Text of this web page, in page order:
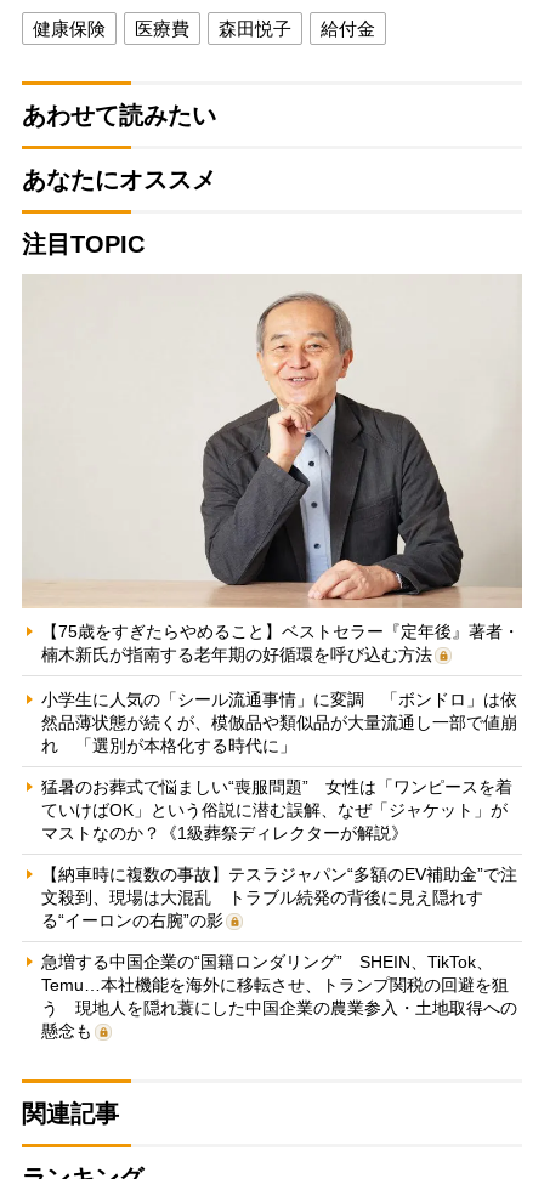
健康保険 医療費 森田悦子 給付金
あわせて読みたい
あなたにオススメ
注目TOPIC
【75歳をすぎたらやめること】ベストセラー『定年後』著者・
楠木新氏が指南する老年期の好循環を呼び込む方法
小学生に人気の「シール流通事情」に変調 「ボンドロ」は依
然品薄状態が続くが、模倣品や類似品が大量流通し一部で値崩
れ 「選別が本格化する時代に」
猛暑のお葬式で悩ましい“喪服問題” 女性は「ワンピースを着
ていけばOK」という俗説に潜む誤解、なぜ「ジャケット」が
マストなのか？《1級葬祭ディレクターが解説》
【納車時に複数の事故】テスラジャパン“多額のEV補助金”で注
文殺到、現場は大混乱 トラブル続発の背後に見え隠れす
る“イーロンの右腕”の影
急増する中国企業の“国籍ロンダリング” SHEIN、TikTok、
Temu…本社機能を海外に移転させ、トランプ関税の回避を狙
う 現地人を隠れ蓑にした中国企業の農業参入・土地取得への
懸念も
関連記事